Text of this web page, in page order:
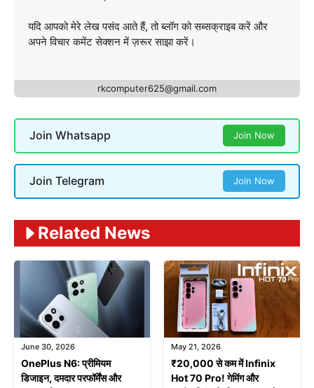
यदि आपको मेरे लेख पसंद आते हैं, तो ब्लॉग को सब्सक्राइब करें और
अपने विचार कमेंट सेक्शन में ज़रूर साझा करें।
rkcomputer625@gmail.com
Join Whatsapp Join Now
Join Telegram Join Now
Related News
June 30, 2026
OnePlus N6: प्रीमियम
डिजाइन, दमदार परफॉर्मेंस और
May 21, 2026
₹20,000 से कम में Infinix
Hot 70 Pro! गेमिंग और